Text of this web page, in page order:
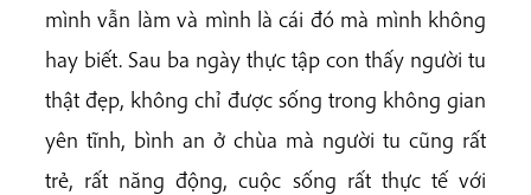
mình vẫn làm và mình là cái đó mà mình không
hay biết. Sau ba ngày thực tập con thấy người tu
thật đẹp, không chỉ được sống trong không gian
yên tĩnh, bình an ở chùa mà người tu cũng rất
trẻ, rất năng động, cuộc sống rất thực tế với